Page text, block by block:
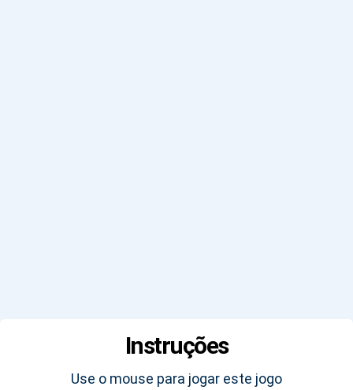
Instruções
Use o mouse para jogar este jogo